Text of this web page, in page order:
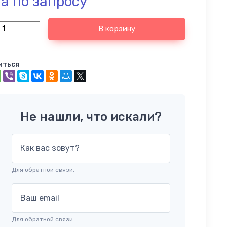
В корзину
Не нашли, что искали?
Как вас зовут?
Для обратной связи.
Ваш email
Для обратной связи.